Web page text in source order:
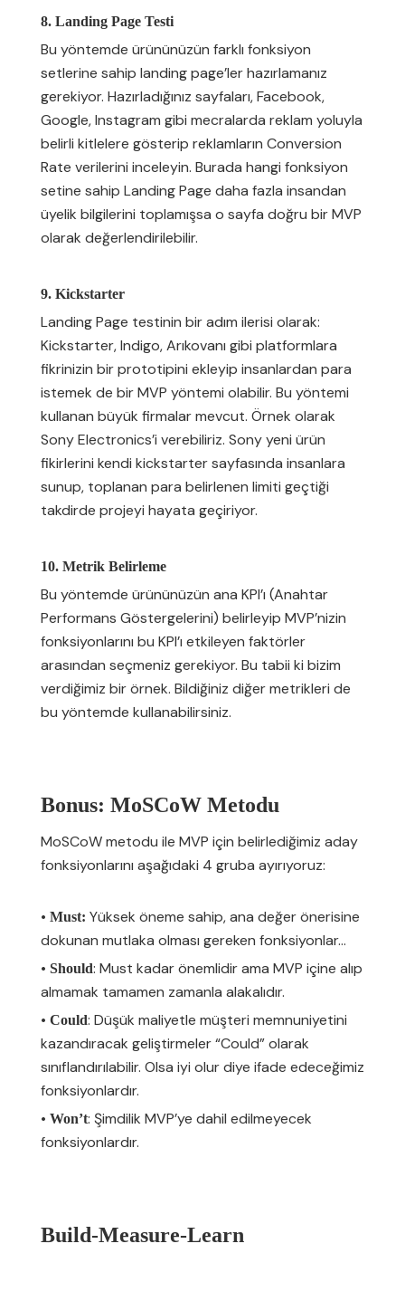
8. Landing Page Testi
Bu yöntemde ürününüzün farklı fonksiyon
setlerine sahip landing page’ler hazırlamanız
gerekiyor. Hazırladığınız sayfaları, Facebook,
Google, Instagram gibi mecralarda reklam yoluyla
belirli kitlelere gösterip reklamların Conversion
Rate verilerini inceleyin. Burada hangi fonksiyon
setine sahip Landing Page daha fazla insandan
üyelik bilgilerini toplamışsa o sayfa doğru bir MVP
olarak değerlendirilebilir.
9. Kickstarter
Landing Page testinin bir adım ilerisi olarak:
Kickstarter, Indigo, Arıkovanı gibi platformlara
fikrinizin bir prototipini ekleyip insanlardan para
istemek de bir MVP yöntemi olabilir. Bu yöntemi
kullanan büyük firmalar mevcut. Örnek olarak
Sony Electronics’i verebiliriz. Sony yeni ürün
fikirlerini kendi kickstarter sayfasında insanlara
sunup, toplanan para belirlenen limiti geçtiği
takdirde projeyi hayata geçiriyor.
10. Metrik Belirleme
Bu yöntemde ürününüzün ana KPI’ı (Anahtar
Performans Göstergelerini) belirleyip MVP’nizin
fonksiyonlarını bu KPI’ı etkileyen faktörler
arasından seçmeniz gerekiyor. Bu tabii ki bizim
verdiğimiz bir örnek. Bildiğiniz diğer metrikleri de
bu yöntemde kullanabilirsiniz.
Bonus: MoSCoW Metodu
MoSCoW metodu ile MVP için belirlediğimiz aday
fonksiyonlarını aşağıdaki 4 gruba ayırıyoruz:
• Must: Yüksek öneme sahip, ana değer önerisine
dokunan mutlaka olması gereken fonksiyonlar…
• Should: Must kadar önemlidir ama MVP içine alıp
almamak tamamen zamanla alakalıdır.
• Could: Düşük maliyetle müşteri memnuniyetini
kazandıracak geliştirmeler “Could” olarak
sınıflandırılabilir. Olsa iyi olur diye ifade edeceğimiz
fonksiyonlardır.
• Won’t: Şimdilik MVP’ye dahil edilmeyecek
fonksiyonlardır.
Build-Measure-Learn